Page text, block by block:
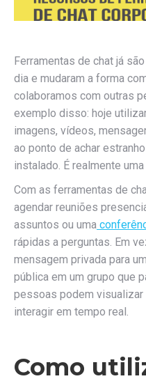
Ferramentas de chat já
dia e mudaram a forma
colaboramos com outras
exemplo disso: hoje
imagens, vídeos,
ao ponto de achar
instalado. É realmente uma
Com as ferramentas de
agendar reuniões
assuntos ou uma
rápidas a perguntas. Em
mensagem privada para
pública em um grupo que
pessoas podem
interagir em tempo real.
Como